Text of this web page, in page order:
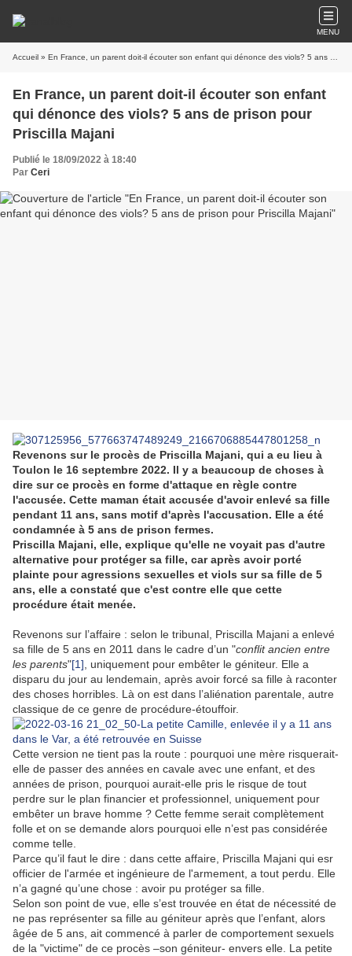
MENU
Accueil » En France, un parent doit-il écouter son enfant qui dénonce des viols? 5 ans de prison pour Priscilla Majani
En France, un parent doit-il écouter son enfant
qui dénonce des viols? 5 ans de prison pour
Priscilla Majani
Publié le 18/09/2022 à 18:40
Par Ceri
Revenons sur le procès de Priscilla Majani, qui a eu lieu à
Toulon le 16 septembre 2022. Il y a beaucoup de choses à
dire sur ce procès en forme d'attaque en règle contre
l'accusée. Cette maman était accusée d'avoir enlevé sa fille
pendant 11 ans, sans motif d'après l'accusation. Elle a été
condamnée à 5 ans de prison fermes.
Priscilla Majani, elle, explique qu'elle ne voyait pas d'autre
alternative pour protéger sa fille, car après avoir porté
plainte pour agressions sexuelles et viols sur sa fille de 5
ans, elle a constaté que c'est contre elle que cette
procédure était menée.
Revenons sur l’affaire : selon le tribunal, Priscilla Majani a enlevé
sa fille de 5 ans en 2011 dans le cadre d’un "conflit ancien entre
les parents"[1] , uniquement pour embêter le géniteur. Elle a
disparu du jour au lendemain, après avoir forcé sa fille à raconter
des choses horribles. Là on est dans l’aliénation parentale, autre
classique de ce genre de procédure-étouffoir.
Cette version ne tient pas la route : pourquoi une mère risquerait-
elle de passer des années en cavale avec une enfant, et des
années de prison, pourquoi aurait-elle pris le risque de tout
perdre sur le plan financier et professionnel, uniquement pour
embêter un brave homme ? Cette femme serait complètement
folle et on se demande alors pourquoi elle n’est pas considérée
comme telle.
Parce qu’il faut le dire : dans cette affaire, Priscilla Majani qui esr
officier de l'armée et ingénieure de l'armement, a tout perdu. Elle
n’a gagné qu’une chose : avoir pu protéger sa fille.
Selon son point de vue, elle s’est trouvée en état de nécessité de
ne pas représenter sa fille au géniteur après que l’enfant, alors
âgée de 5 ans, ait commencé à parler de comportement sexuels
de la "victime" de ce procès –son géniteur- envers elle. La petite